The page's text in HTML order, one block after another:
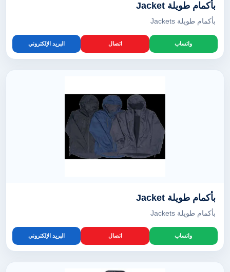
بأكمام طويلة Jacket
بأكمام طويلة Jackets
واتساب اتصال البريد الإلكتروني
بأكمام طويلة Jacket
بأكمام طويلة Jackets
واتساب اتصال البريد الإلكتروني